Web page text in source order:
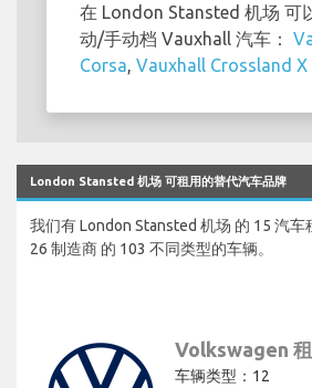
在 London Stansted 机场 可
动/手动档 Vauxhall 汽车：
Corsa Vauxhall Crossland X
London Stansted 机场 可租用的替代汽车品牌
我们有 London Stansted 机场 的 15 汽车
26 制造商 的 103 不同类型的车辆。
Volkswagen
车辆类型：12